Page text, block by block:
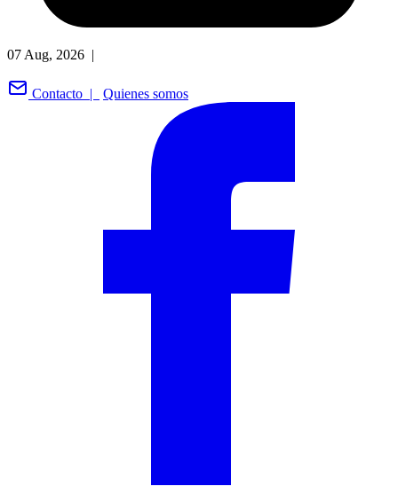
07 Aug, 2026 |
Contacto | Quienes somos